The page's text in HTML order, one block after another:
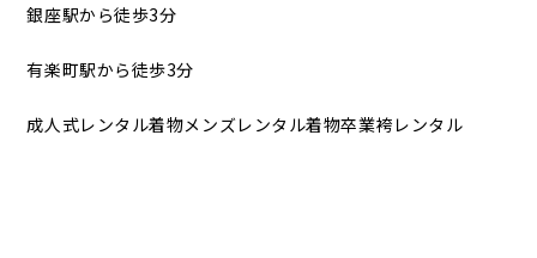
銀座駅から徒歩3分
有楽町駅から徒歩3分
成人式レンタル着物メンズレンタル着物卒業袴レンタル